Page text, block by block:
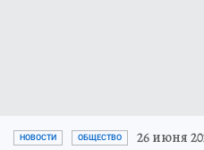
НОВОСТИ ОБЩЕСТВО 26 июня